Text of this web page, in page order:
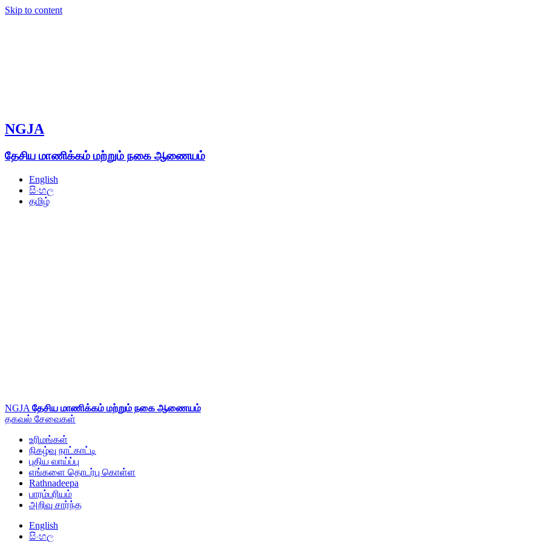
Skip to content
NGJA
தேசிய மாணிக்கம் மற்றும் நகை ஆணையம்
English
සිංහල
தமிழ்
NGJA தேசிய மாணிக்கம் மற்றும் நகை ஆணையம்
தகவல் சேவைகள்
உரிமங்கள்
நிகழ்வு நாட்காட்டி
புதிய வாய்ப்பு
எங்களை தொடர்பு கொள்ள
Rathnadeepa
பாரம்பரியம்
அறிவு சார்ந்த
English
සිංහල